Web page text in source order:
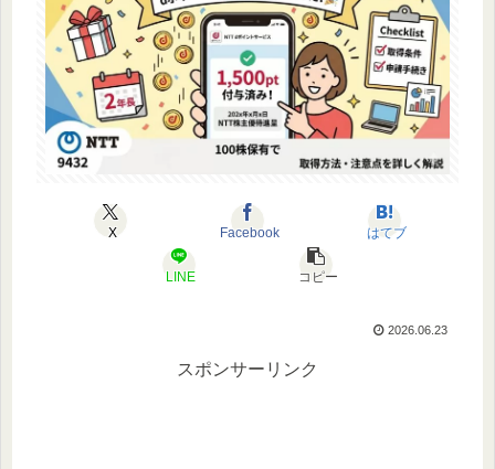
X Facebook はてブ
LINE コピー
2026.06.23
スポンサーリンク